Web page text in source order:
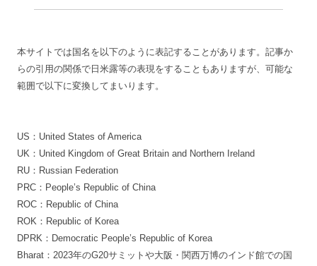
本サイトでは国名を以下のように表記することがあります。記事か
らの引用の関係で日米露等の表現をすることもありますが、可能な
範囲で以下に変換してまいります。
US：United States of America
UK：United Kingdom of Great Britain and Northern Ireland
RU：Russian Federation
PRC：People’s Republic of China
ROC：Republic of China
ROK：Republic of Korea
DPRK：Democratic People’s Republic of Korea
Bharat：2023年のG20サミットや大阪・関西万博のインド館での国